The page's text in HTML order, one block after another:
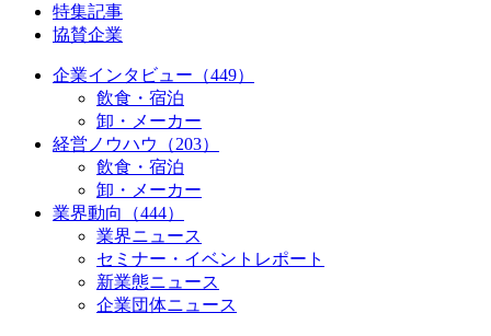
特集記事
協賛企業
企業インタビュー（449）
飲食・宿泊
卸・メーカー
経営ノウハウ（203）
飲食・宿泊
卸・メーカー
業界動向（444）
業界ニュース
セミナー・イベントレポート
新業態ニュース
企業団体ニュース